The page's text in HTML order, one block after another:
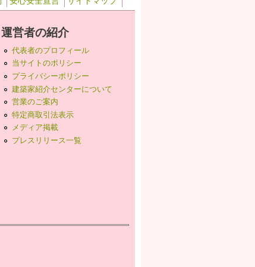
運営者の紹介
代表者のプロフィール
当サイトのポリシー
プライバシーポリシー
建築家紹介センターについて
営業のご案内
特定商取引法表示
メディア掲載
プレスリリース一覧